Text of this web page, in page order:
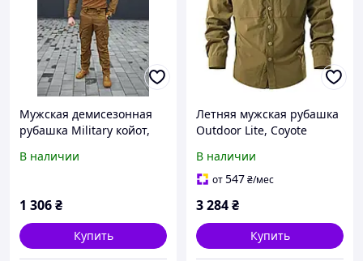
Мужская демисезонная
рубашка Military койот,
пошива из ткани
В наличии
1 306₴
Купить
Летняя мужская рубашка
Outdoor Lite, Coyote
В наличии
от547₴/мес
3 284₴
Купить